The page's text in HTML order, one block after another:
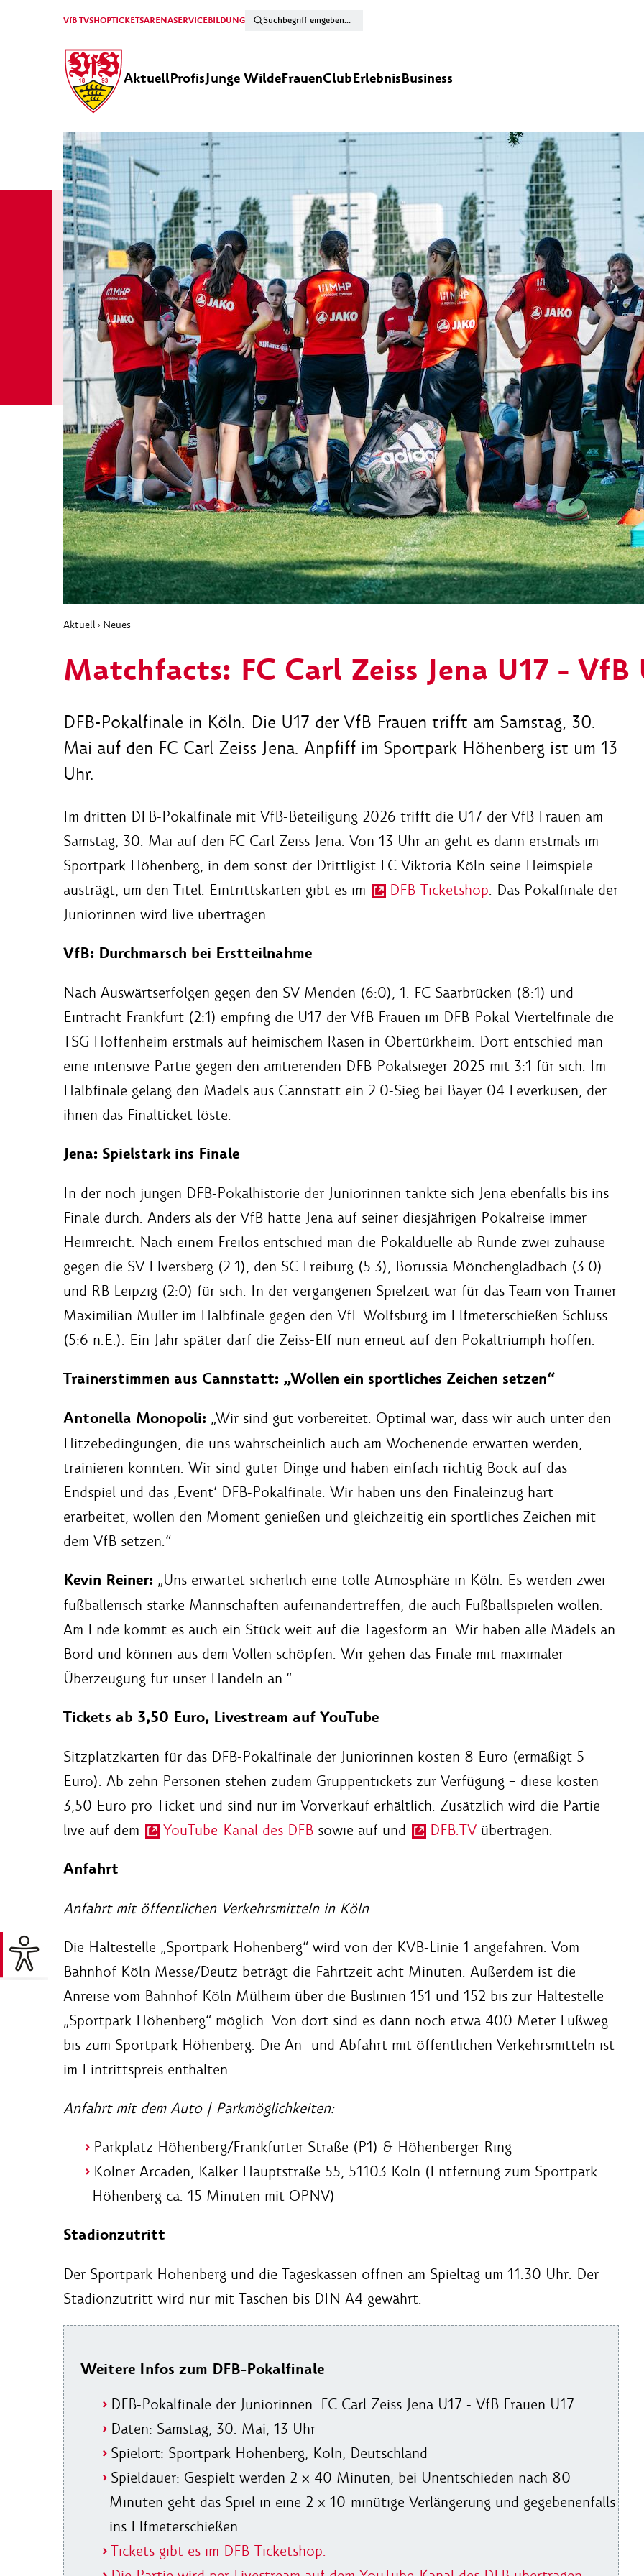
VfB TVSHOPTICKETSARENASERVICEBILDUNG
AktuellProfisJunge WildeFrauenClubErlebnisBusiness
Aktuell › Neues
Matchfacts: FC Carl Zeiss Jena U17 - VfB
DFB-Pokalfinale in Köln. Die U17 der VfB Frauen trifft am Samstag, 30.
Mai auf den FC Carl Zeiss Jena. Anpfiff im Sportpark Höhenberg ist um 13
Uhr.
Im dritten DFB-Pokalfinale mit VfB-Beteiligung 2026 trifft die U17 der VfB Frauen am
Samstag, 30. Mai auf den FC Carl Zeiss Jena. Von 13 Uhr an geht es dann erstmals im
Sportpark Höhenberg, in dem sonst der Drittligist FC Viktoria Köln seine Heimspiele
austrägt, um den Titel. Eintrittskarten gibt es im
DFB-Ticketshop. Das Pokalfinale der
Juniorinnen wird live übertragen.
VfB: Durchmarsch bei Erstteilnahme
Nach Auswärtserfolgen gegen den SV Menden (6:0), 1. FC Saarbrücken (8:1) und
Eintracht Frankfurt (2:1) empfing die U17 der VfB Frauen im DFB-Pokal-Viertelfinale die
TSG Hoffenheim erstmals auf heimischem Rasen in Obertürkheim. Dort entschied man
eine intensive Partie gegen den amtierenden DFB-Pokalsieger 2025 mit 3:1 für sich. Im
Halbfinale gelang den Mädels aus Cannstatt ein 2:0-Sieg bei Bayer 04 Leverkusen, der
ihnen das Finalticket löste.
Jena: Spielstark ins Finale
In der noch jungen DFB-Pokalhistorie der Juniorinnen tankte sich Jena ebenfalls bis ins
Finale durch. Anders als der VfB hatte Jena auf seiner diesjährigen Pokalreise immer
Heimreicht. Nach einem Freilos entschied man die Pokalduelle ab Runde zwei zuhause
gegen die SV Elversberg (2:1), den SC Freiburg (5:3), Borussia Mönchengladbach (3:0)
und RB Leipzig (2:0) für sich. In der vergangenen Spielzeit war für das Team von Trainer
Maximilian Müller im Halbfinale gegen den VfL Wolfsburg im Elfmeterschießen Schluss
(5:6 n.E.). Ein Jahr später darf die Zeiss-Elf nun erneut auf den Pokaltriumph hoffen.
Trainerstimmen aus Cannstatt: „Wollen ein sportliches Zeichen setzen“
Antonella Monopoli: „Wir sind gut vorbereitet. Optimal war, dass wir auch unter den
Hitzebedingungen, die uns wahrscheinlich auch am Wochenende erwarten werden,
trainieren konnten. Wir sind guter Dinge und haben einfach richtig Bock auf das
Endspiel und das ‚Event‘ DFB-Pokalfinale. Wir haben uns den Finaleinzug hart
erarbeitet, wollen den Moment genießen und gleichzeitig ein sportliches Zeichen mit
dem VfB setzen.“
Kevin Reiner: „Uns erwartet sicherlich eine tolle Atmosphäre in Köln. Es werden zwei
fußballerisch starke Mannschaften aufeinandertreffen, die auch Fußballspielen wollen.
Am Ende kommt es auch ein Stück weit auf die Tagesform an. Wir haben alle Mädels an
Bord und können aus dem Vollen schöpfen. Wir gehen das Finale mit maximaler
Überzeugung für unser Handeln an.“
Tickets ab 3,50 Euro, Livestream auf YouTube
Sitzplatzkarten für das DFB-Pokalfinale der Juniorinnen kosten 8 Euro (ermäßigt 5
Euro). Ab zehn Personen stehen zudem Gruppentickets zur Verfügung – diese kosten
3,50 Euro pro Ticket und sind nur im Vorverkauf erhältlich. Zusätzlich wird die Partie
live auf dem
YouTube-Kanal des DFB sowie auf und DFB.TV übertragen.
Anfahrt
Anfahrt mit öffentlichen Verkehrsmitteln in Köln
Die Haltestelle „Sportpark Höhenberg“ wird von der KVB-Linie 1 angefahren. Vom
Bahnhof Köln Messe/Deutz beträgt die Fahrtzeit acht Minuten. Außerdem ist die
Anreise vom Bahnhof Köln Mülheim über die Buslinien 151 und 152 bis zur Haltestelle
„Sportpark Höhenberg“ möglich. Von dort sind es dann noch etwa 400 Meter Fußweg
bis zum Sportpark Höhenberg. Die An- und Abfahrt mit öffentlichen Verkehrsmitteln ist
im Eintrittspreis enthalten.
Anfahrt mit dem Auto | Parkmöglichkeiten:
Parkplatz Höhenberg/Frankfurter Straße (P1) & Höhenberger Ring
Kölner Arcaden, Kalker Hauptstraße 55, 51103 Köln (Entfernung zum Sportpark
Höhenberg ca. 15 Minuten mit ÖPNV)
Stadionzutritt
Der Sportpark Höhenberg und die Tageskassen öffnen am Spieltag um 11.30 Uhr. Der
Stadionzutritt wird nur mit Taschen bis DIN A4 gewährt.
Weitere Infos zum DFB-Pokalfinale
DFB-Pokalfinale der Juniorinnen: FC Carl Zeiss Jena U17 - VfB Frauen U17
Daten: Samstag, 30. Mai, 13 Uhr
Spielort: Sportpark Höhenberg, Köln, Deutschland
Spieldauer: Gespielt werden 2 x 40 Minuten, bei Unentschieden nach 80
Minuten geht das Spiel in eine 2 x 10-minütige Verlängerung und gegebenenfalls
ins Elfmeterschießen.
Tickets gibt es im DFB-Ticketshop.